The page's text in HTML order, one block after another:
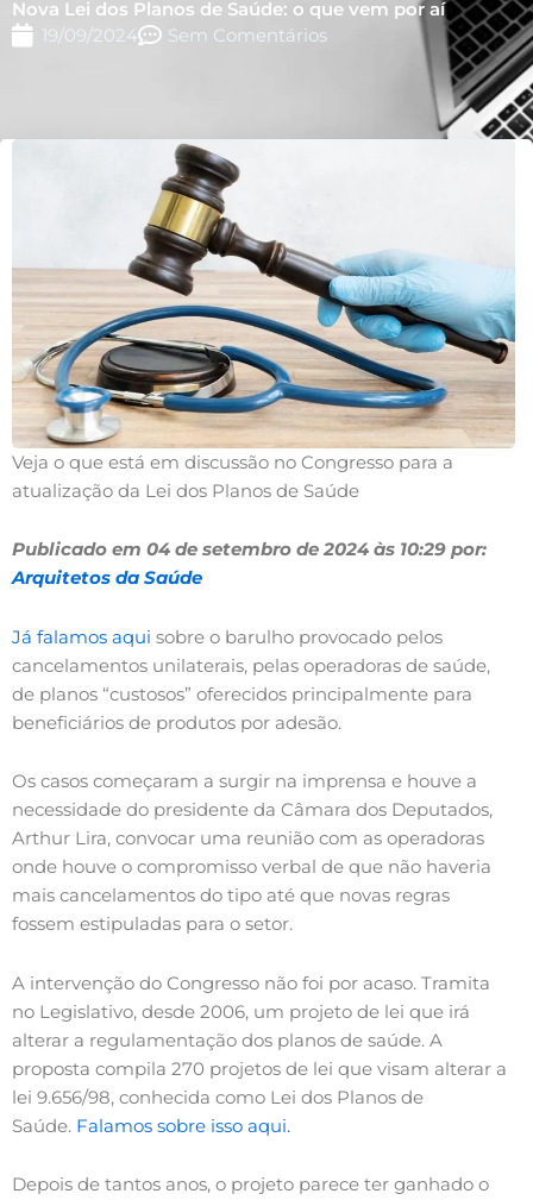
Nova Lei dos Planos de Saúde: o que vem por aí
19/09/2024
Sem Comentários
Veja o que está em discussão no Congresso para a
atualização da Lei dos Planos de Saúde
Publicado em 04 de setembro de 2024 às 10:29 por:
Arquitetos da Saúde
Já falamos aqui sobre o barulho provocado pelos
cancelamentos unilaterais, pelas operadoras de saúde,
de planos “custosos” oferecidos principalmente para
beneficiários de produtos por adesão.
Os casos começaram a surgir na imprensa e houve a
necessidade do presidente da Câmara dos Deputados,
Arthur Lira, convocar uma reunião com as operadoras
onde houve o compromisso verbal de que não haveria
mais cancelamentos do tipo até que novas regras
fossem estipuladas para o setor.
A intervenção do Congresso não foi por acaso. Tramita
no Legislativo, desde 2006, um projeto de lei que irá
alterar a regulamentação dos planos de saúde. A
proposta compila 270 projetos de lei que visam alterar a
lei 9.656/98, conhecida como Lei dos Planos de
Saúde. Falamos sobre isso aqui.
Depois de tantos anos, o projeto parece ter ganhado o